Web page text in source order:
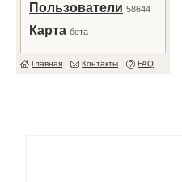
Пользователи 58644
Карта бета
Главная Контакты FAQ